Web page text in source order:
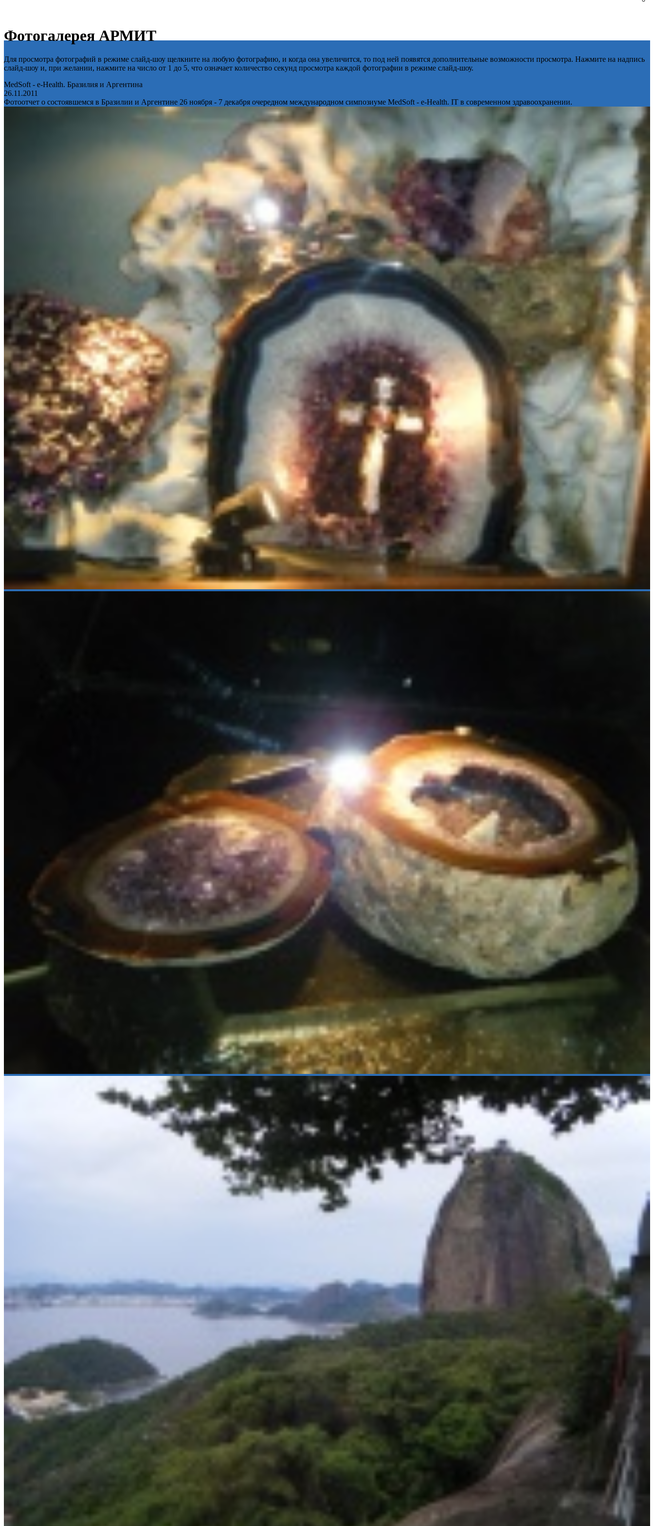
Фотогалерея АРМИТ
Для просмотра фотографий в режиме слайд-шоу щелкните на любую фотографию, и когда она увеличится, то под ней появятся дополнительные возможности просмотра. Нажмите на надпись
слайд-шоу и, при желании, нажмите на число от 1 до 5, что означает количество секунд просмотра каждой фотографии в режиме слайд-шоу.
MedSoft - e-Health. Бразилия и Аргентина
26.11.2011
Фотоотчет о состоявшемся в Бразилии и Аргентине 26 ноября - 7 декабря очередном международном симпозиуме MedSoft - e-Health. IT в современном здравоохранении.